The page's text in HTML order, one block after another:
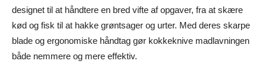
designet til at håndtere en bred vifte af opgaver, fra at skære
kød og fisk til at hakke grøntsager og urter. Med deres skarpe
blade og ergonomiske håndtag gør kokkeknive madlavningen
både nemmere og mere effektiv.